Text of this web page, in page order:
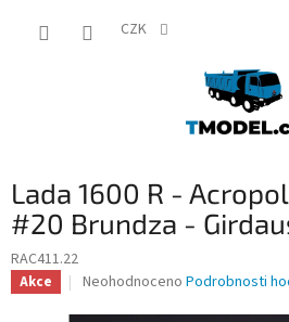
CZK
Lada 1600 R -
#20 Brundza -
RAC411.22
Akce
Průměrné
Neohodnoceno Podrobnosti